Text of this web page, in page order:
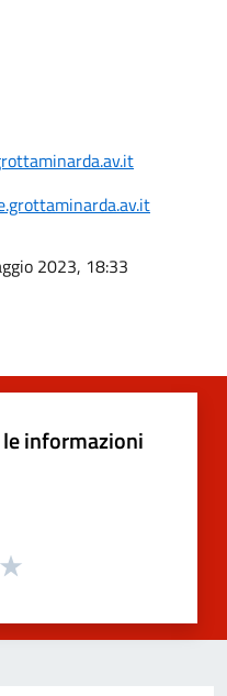
2023, 18:33
informazioni